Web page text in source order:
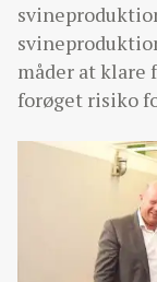
måder at klare
forøget risiko